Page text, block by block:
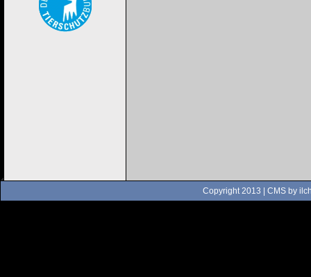
Copyright 2013 | CMS by